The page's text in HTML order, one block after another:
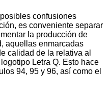
confusiones
es conveniente separar
la producción de
aquellas enmarcadas
calidad de la relativa al
Letra Q. Esto hace
94, 95 y 96, así como el